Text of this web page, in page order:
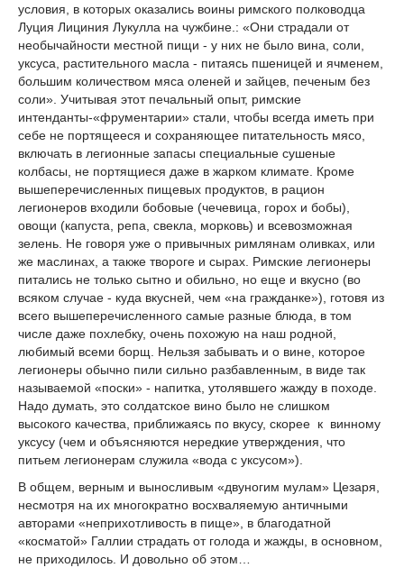
условия, в которых оказались воины римского полководца
Луция Лициния Лукулла на чужбине.: «Они страдали от
необычайности местной пищи - у них не было вина, соли,
уксуса, растительного масла - питаясь пшеницей и ячменем,
большим количеством мяса оленей и зайцев, печеным без
соли». Учитывая этот печальный опыт, римские
интенданты-«фрументарии» стали, чтобы всегда иметь при
себе не портящееся и сохраняющее питательность мясо,
включать в легионные запасы специальные сушеные
колбасы, не портящиеся даже в жарком климате. Кроме
вышеперечисленных пищевых продуктов, в рацион
легионеров входили бобовые (чечевица, горох и бобы),
овощи (капуста, репа, свекла, морковь) и всевозможная
зелень. Не говоря уже о привычных римлянам оливках, или
же маслинах, а также твороге и сырах. Римские легионеры
питались не только сытно и обильно, но еще и вкусно (во
всяком случае - куда вкусней, чем «на гражданке»), готовя из
всего вышеперечисленного самые разные блюда, в том
числе даже похлебку, очень похожую на наш родной,
любимый всеми борщ. Нельзя забывать и о вине, которое
легионеры обычно пили сильно разбавленным, в виде так
называемой «поски» - напитка, утолявшего жажду в походе.
Надо думать, это солдатское вино было не слишком
высокого качества, приближаясь по вкусу, скорее к винному
уксусу (чем и объясняются нередкие утверждения, что
питьем легионерам служила «вода с уксусом»).
В общем, верным и выносливым «двуногим мулам» Цезаря,
несмотря на их многократно восхваляемую античными
авторами «неприхотливость в пище», в благодатной
«косматой» Галлии страдать от голода и жажды, в основном,
не приходилось. И довольно об этом…